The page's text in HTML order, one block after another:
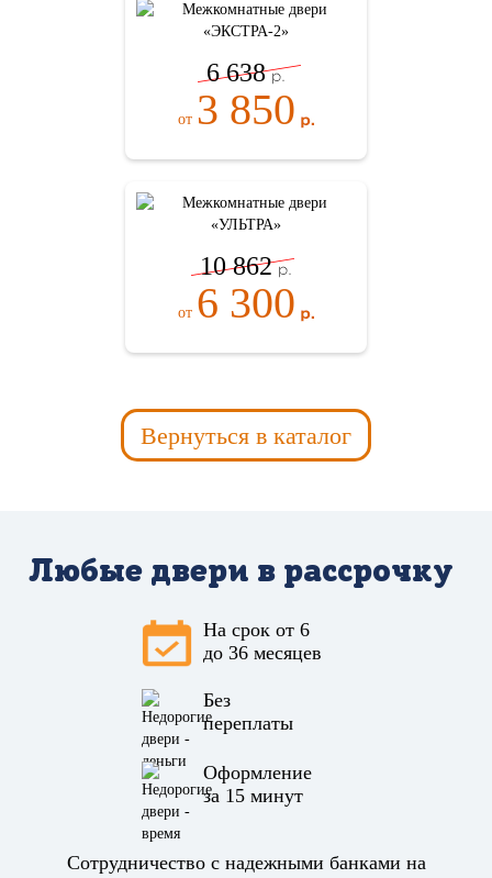
6 638
от 3 850
10 862
от 6 300
Вернуться в каталог
Любые двери в рассрочку
На срок от 6
до 36 месяцев
Без
переплаты
Оформление
за 15 минут
Сотрудничество с надежными банками на